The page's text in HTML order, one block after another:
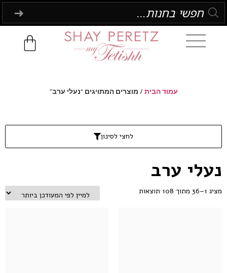
עמוד הבית / מוצרים המתויגים “נעלי ערב”
לחצי לסינון
נעלי ערב
מציג 1–36 מתוך 108 תוצאות